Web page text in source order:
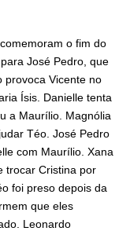
o fim do
José Pedro, que
provoca Vicente no
Ísis. Danielle tenta
a Maurílio. Magnólia
Téo. José Pedro
com Maurílio. Xana
trocar Cristina por
foi preso depois da
que eles
Leonardo